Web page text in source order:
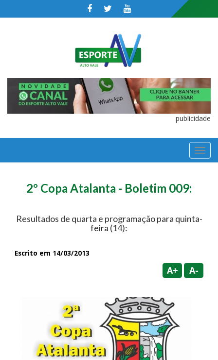
publicidade
2º Copa Atalanta - Boletim 009:
Resultados de quarta e programação para quinta-
feira (14):
Escrito em 14/03/2013
A+ A-